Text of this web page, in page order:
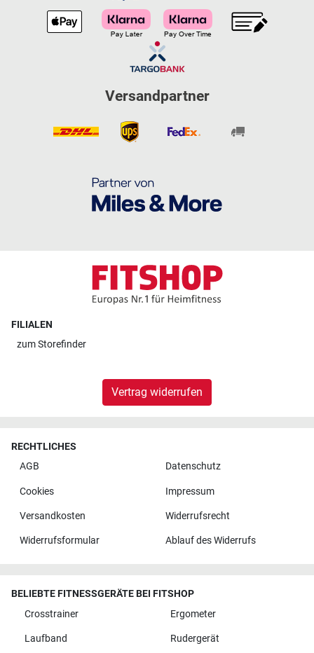
Versandpartner
FILIALEN
zumStorefinder
Vertrag widerrufen
RECHTLICHES
AGB
Datenschutz
Cookies Impressum
Versandkosten Widerrufsrecht
Widerrufsformular Ablauf des Widerrufs
BELIEBTE FITNESSGERÄTE BEI FITSHOP
Crosstrainer
Ergometer
Laufband Rudergerät